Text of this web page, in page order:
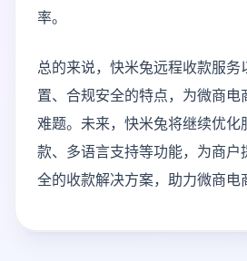
率。
总的来说，快米兔远程收款服
置、合规安全的特点，为微商电
难题。未来，快米兔将继续优化
款、多语言支持等功能，为商户
全的收款解决方案，助力微商电